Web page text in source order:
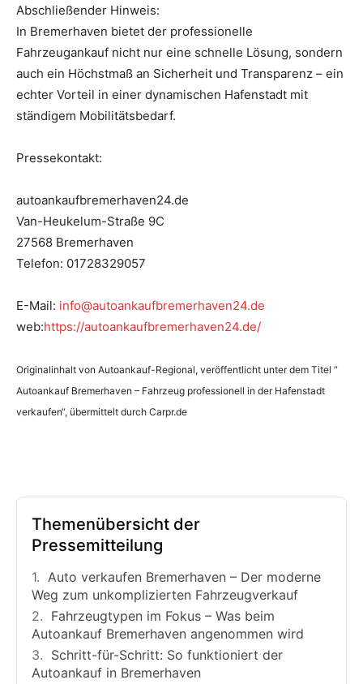
Abschließender Hinweis:
In Bremerhaven bietet der professionelle
Fahrzeugankauf nicht nur eine schnelle Lösung, sondern
auch ein Höchstmaß an Sicherheit und Transparenz – ein
echter Vorteil in einer dynamischen Hafenstadt mit
ständigem Mobilitätsbedarf.
Pressekontakt:
autoankaufbremerhaven24.de
Van-Heukelum-Straße 9C
27568 Bremerhaven
Telefon: 01728329057
E-Mail: info@autoankaufbremerhaven24.de
web:https://autoankaufbremerhaven24.de/
Originalinhalt von Autoankauf-Regional, veröffentlicht unter dem Titel “
Autoankauf Bremerhaven – Fahrzeug professionell in der Hafenstadt
verkaufen“, übermittelt durch Carpr.de
Themenübersicht der
Pressemitteilung
Auto verkaufen Bremerhaven – Der moderne
Weg zum unkomplizierten Fahrzeugverkauf
Fahrzeugtypen im Fokus – Was beim
Autoankauf Bremerhaven angenommen wird
Schritt-für-Schritt: So funktioniert der
Autoankauf in Bremerhaven